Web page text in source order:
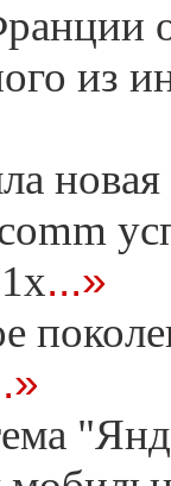
из
новая
...»